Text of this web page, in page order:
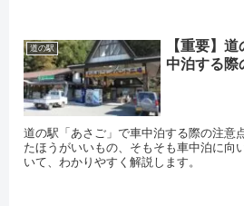
道の駅
【重要】
中泊する際
道の駅「あさご」で車中泊する際の注意
たほうがいいもの、そもそも車中泊に向
いて、わかりやすく解説します。